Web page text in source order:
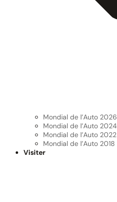
Mondial de l’Auto 2026
Mondial de l’Auto 2024
Mondial de l’Auto 2022
Mondial de l’Auto 2018
Visiter